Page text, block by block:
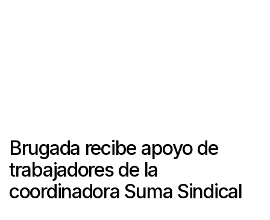
Brugada recibe apoyo de
trabajadores de la
coordinadora Suma Sindical